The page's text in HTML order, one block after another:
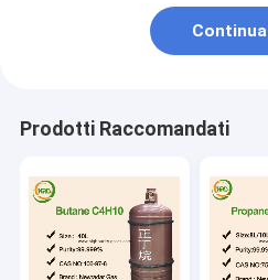
Continua
Prodotti Raccomandati